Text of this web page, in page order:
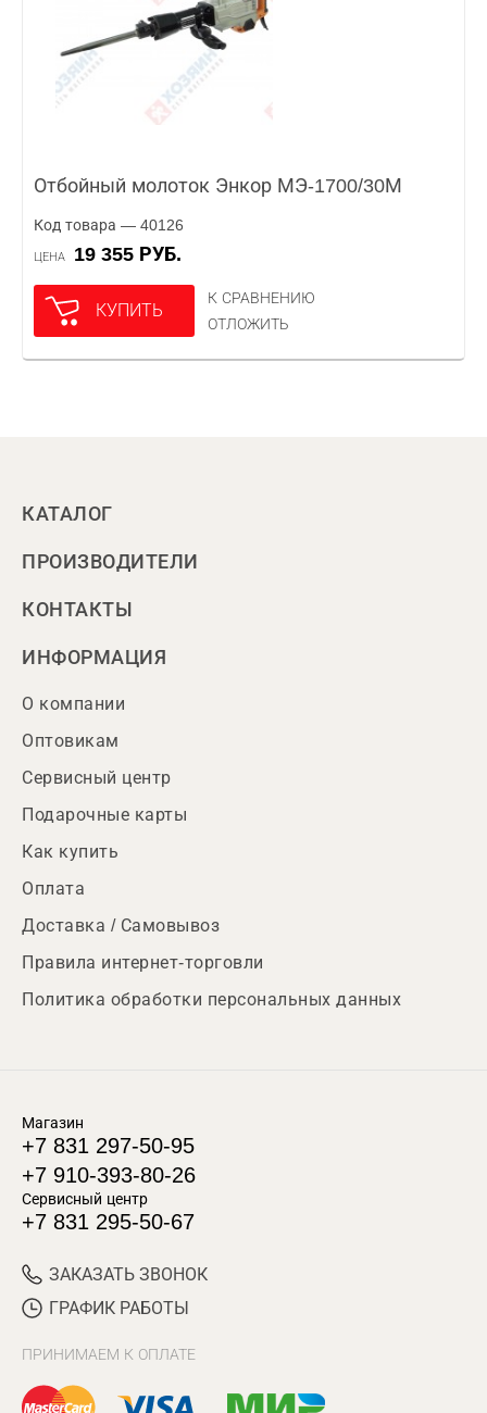
Отбойный молоток Энкор МЭ-1700/30М
Код товара — 40126
ЦЕНА 19 355 РУБ.
КУПИТЬ
К СРАВНЕНИЮ
ОТЛОЖИТЬ
КАТАЛОГ
ПРОИЗВОДИТЕЛИ
КОНТАКТЫ
ИНФОРМАЦИЯ
О компании
Оптовикам
Сервисный центр
Подарочные карты
Как купить
Оплата
Доставка / Самовывоз
Правила интернет-торговли
Политика обработки персональных данных
Магазин
+7 831 297-50-95
+7 910-393-80-26
Сервисный центр
+7 831 295-50-67
ЗАКАЗАТЬ ЗВОНОК
ГРАФИК РАБОТЫ
ПРИНИМАЕМ К ОПЛАТЕ